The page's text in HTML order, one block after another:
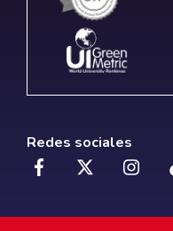
Redes sociales